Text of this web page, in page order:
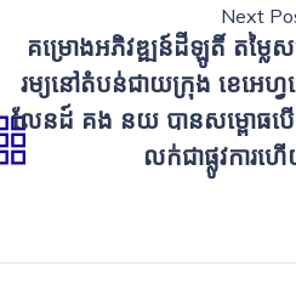
Next
គម្រោងអភិវឌ្ឍន៍ដីឡូតិ៍ តម្លៃ
រម្យនៅតំបន់ជាយក្រុង ខេអេហ្វ
លែនដ៍ គង នយ បានសម្ពោធប
លក់ជាផ្លូវការហ